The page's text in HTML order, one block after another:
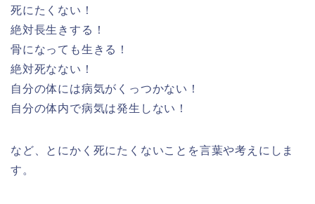
死にたくない！
絶対長生きする！
骨になっても生きる！
絶対死なない！
自分の体には病気がくっつかない！
自分の体内で病気は発生しない！
など、とにかく死にたくないことを言葉や考えにしま
す。